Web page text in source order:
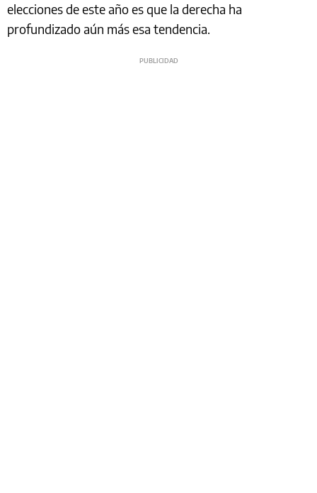
elecciones de este año es que la derecha ha
profundizado aún más esa tendencia.